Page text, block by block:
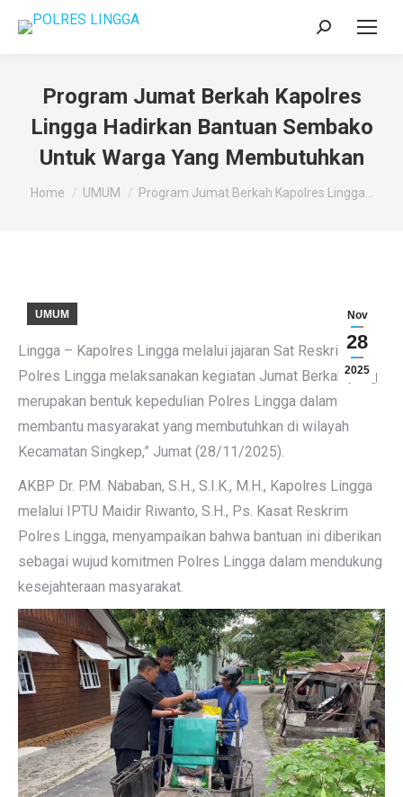
Search:
Program Jumat Berkah Kapolres
Lingga Hadirkan Bantuan Sembako
Untuk Warga Yang Membutuhkan
You are here:
Home UMUM Program Jumat Berkah Kapolres Lingga…
Nov
28
2025
UMUM
Lingga – Kapolres Lingga melalui jajaran Sat Reskrim
Polres Lingga melaksanakan kegiatan Jumat Berkah yang
merupakan bentuk kepedulian Polres Lingga dalam
membantu masyarakat yang membutuhkan di wilayah
Kecamatan Singkep,” Jumat (28/11/2025).
AKBP Dr. P.M. Nababan, S.H., S.I.K., M.H., Kapolres Lingga
melalui IPTU Maidir Riwanto, S.H., Ps. Kasat Reskrim
Polres Lingga, menyampaikan bahwa bantuan ini diberikan
sebagai wujud komitmen Polres Lingga dalam mendukung
kesejahteraan masyarakat.